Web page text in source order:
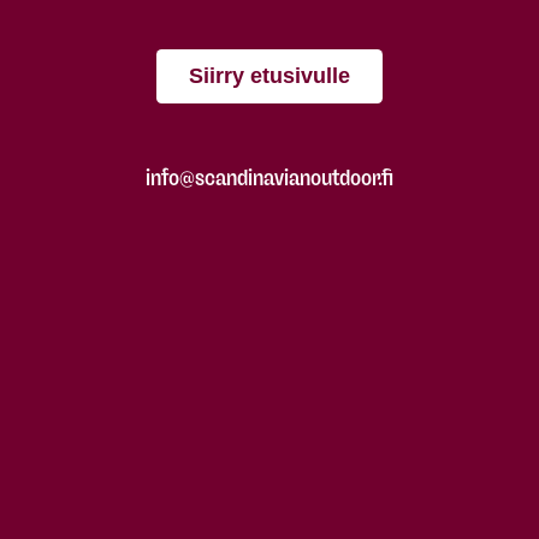
Siirry etusivulle
info@scandinavianoutdoor.fi